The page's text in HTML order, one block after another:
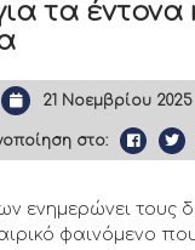
τα έντονα
21 Νοεμβρίου 2025
στο:
ενημερώνει τους
φαινόμενο που